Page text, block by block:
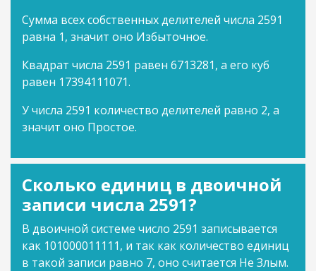
Сумма всех собственных делителей числа 2591
равна 1, значит оно Избыточное.
Квадрат числа 2591 равен 6713281, а его куб
равен 17394111071.
У числа 2591 количество делителей равно 2, а
значит оно Простое.
Сколько единиц в двоичной
записи числа 2591?
В двоичной системе число 2591 записывается
как 101000011111, и так как количество единиц
в такой записи равно 7, оно считается Не Злым.